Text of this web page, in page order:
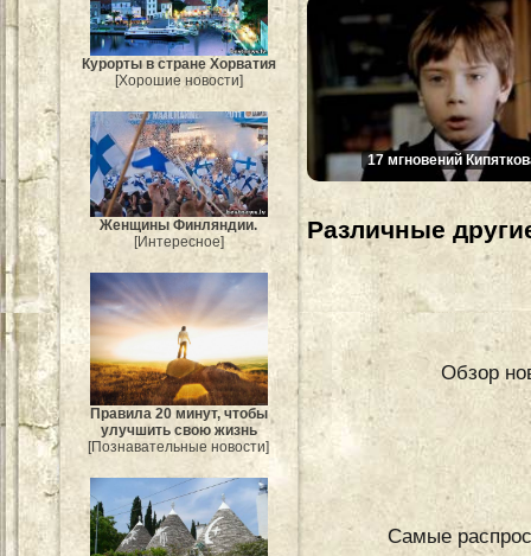
Курорты в стране Хорватия
[Хорошие новости]
Женщины Финляндии.
[Интересное]
Правила 20 минут, чтобы
улучшить свою жизнь
[Познавательные новости]
17 мгновений
Различные
Обзор
Самые